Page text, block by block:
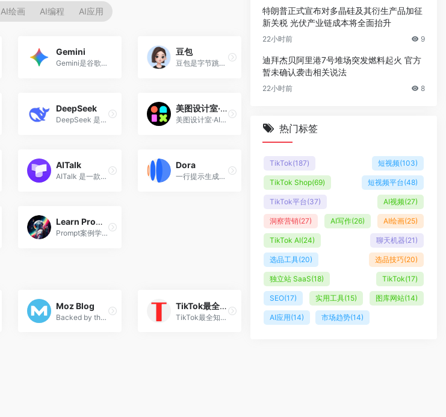
AI绘画 AI编程 AI应用
Gemini
Gemini是谷歌DeepMind团队基...
豆包
豆包是字节跳动公司基于云雀模型开发的AI工具，提供聊天机器人、写作助手以及英语学习助手等功能，它可以回答各种问题并进行对话，帮助人们获取信息，支持网页 Web 平台, Windows/macOS 电脑版客户端，iOS 以及安卓平台。
DeepSeek
DeepSeek 是一家创新型科技公司，成立于2023年7月17日，使用数据蒸馏技术，得到更为精炼、有用的数据。
美图设计室·AI商拍
美图设计室·AI商拍是一个面向电商行业，聚焦商品拍摄智能解决方案的网站，聚集AI模特试衣、AI商品图、智能抠图、服装换色、电商海报模板等多个实用功能，助力电商降本增效，为电商企业&amp;商家们提供好用且易用的AI商拍服务。只要上传简单拍摄的产品图，美图设计室·AI商拍就可以生成真实自然高品质的商品图和模特图等。AI帮你实现：随手拍摄，即刻大片。
AITalk
AITalk 是一款基于 ChatGPT 的口语练习应用
Dora
一行提示生成网站
Learn Prompt
Prompt案例学习,包含GPT、MidJourney、Diffusion、Runaway等
Moz Blog
Backed by the largest community of SEOs on the planet, Moz builds tools that make SEO, inbound marketing, link building, and content marketing easy. Start your free 30-day trial today!
TikTok最全知识库
TikTok最全知识库更新中
特朗普正式宣布对多晶硅及其衍生产品加征
新关税 光伏产业链成本将全面抬升
22小时前 9
迪拜杰贝阿里港7号堆场突发燃料起火 官方
暂未确认袭击相关说法
22小时前 8
热门标签
TikTok(187) 短视频(103)
TikTok Shop(69) 短视频平台(48)
TikTok平台(37) AI视频(27)
洞察营销(27) AI写作(26) AI绘画(25)
TikTok AI(24) 聊天机器(21)
选品工具(20) 选品技巧(20)
独立站 SaaS(18) TikTok(17)
SEO(17) 实用工具(15) 图库网站(14)
AI应用(14) 市场趋势(14)